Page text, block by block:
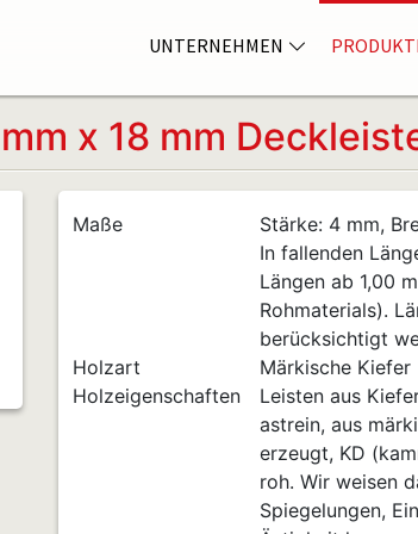
UNTERNEHMEN
x 18 mm
Maße
Stärke: 4 mm,
In fallenden
Längen ab 1,00
Rohmaterials).
berücksichtigt
Holzart
Märkische Kiefer
Holzeigenschaften
Leisten aus
astrein, aus
erzeugt, KD
roh. Wir weisen
Spiegelungen,